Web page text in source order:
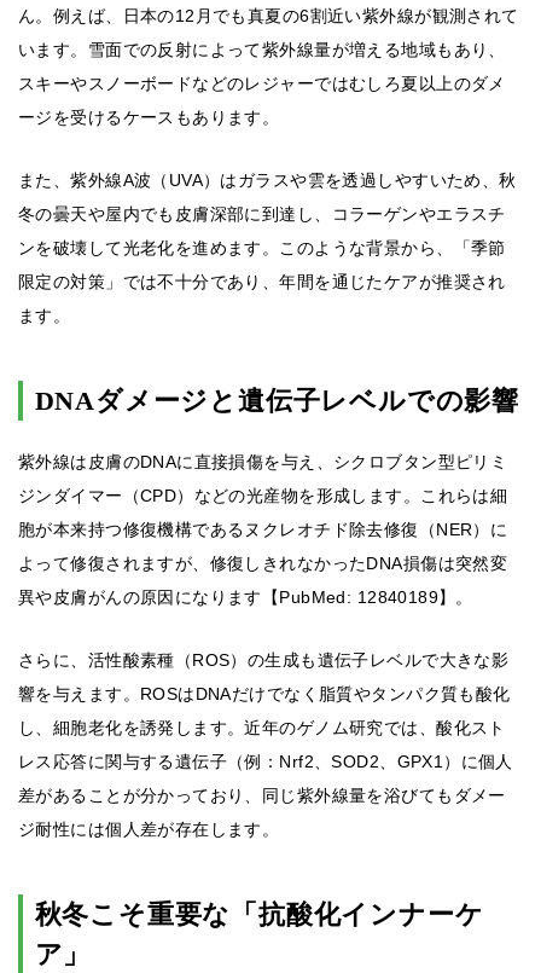
ん。例えば、日本の12月でも真夏の6割近い紫外線が観測されて
います。雪面での反射によって紫外線量が増える地域もあり、
スキーやスノーボードなどのレジャーではむしろ夏以上のダメ
ージを受けるケースもあります。
また、紫外線A波（UVA）はガラスや雲を透過しやすいため、秋
冬の曇天や屋内でも皮膚深部に到達し、コラーゲンやエラスチ
ンを破壊して光老化を進めます。このような背景から、「季節
限定の対策」では不十分であり、年間を通じたケアが推奨され
ます。
DNAダメージと遺伝子レベルでの影響
紫外線は皮膚のDNAに直接損傷を与え、シクロブタン型ピリミ
ジンダイマー（CPD）などの光産物を形成します。これらは細
胞が本来持つ修復機構であるヌクレオチド除去修復（NER）に
よって修復されますが、修復しきれなかったDNA損傷は突然変
異や皮膚がんの原因になります【PubMed: 12840189】。
さらに、活性酸素種（ROS）の生成も遺伝子レベルで大きな影
響を与えます。ROSはDNAだけでなく脂質やタンパク質も酸化
し、細胞老化を誘発します。近年のゲノム研究では、酸化スト
レス応答に関与する遺伝子（例：Nrf2、SOD2、GPX1）に個人
差があることが分かっており、同じ紫外線量を浴びてもダメー
ジ耐性には個人差が存在します。
秋冬こそ重要な「抗酸化インナーケ
ア」